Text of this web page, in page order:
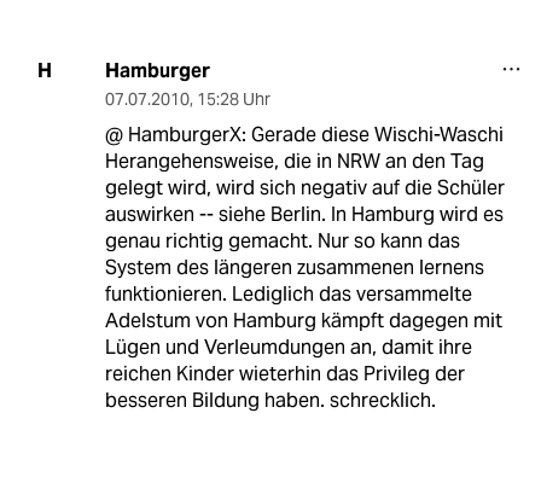
H Hamburger
07.07.2010, 15:28 Uhr
@ HamburgerX: Gerade diese Wischi-Waschi
Herangehensweise, die in NRW an den Tag
gelegt wird, wird sich negativ auf die Schüler
auswirken -- siehe Berlin. In Hamburg wird es
genau richtig gemacht. Nur so kann das
System des längeren zusammenen lernens
funktionieren. Lediglich das versammelte
Adelstum von Hamburg kämpft dagegen mit
Lügen und Verleumdungen an, damit ihre
reichen Kinder wieterhin das Privileg der
besseren Bildung haben. schrecklich.